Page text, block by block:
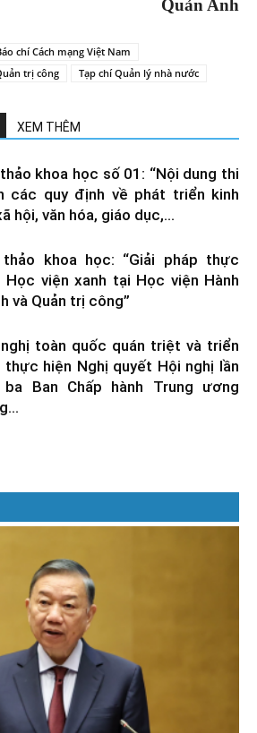
Quản Anh
chí Cách mạng Việt Nam
trị công
Tạp chí Quản lý nhà nước
XEM THÊM
khoa học số 01: “Nội dung thi
các quy định về phát triển kinh
hội, văn hóa, giáo dục,...
khoa học: “Giải pháp thực
Học viện xanh tại Học viện Hành
và Quản trị công”
toàn quốc quán triệt và triển
thực hiện Nghị quyết Hội nghị lần
Ban Chấp hành Trung ương